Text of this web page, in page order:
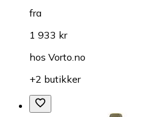
fra
1 933 kr
hos Vorto.no
+2 butikker